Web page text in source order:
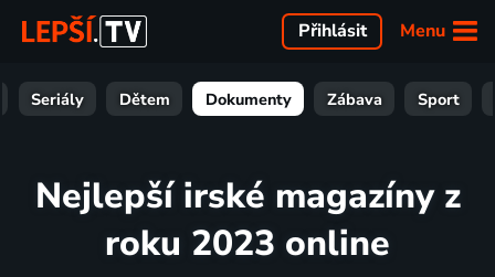
Menu
Přihlásit
Seriály Dětem Dokumenty Zábava Sport
Nejlepší irské magazíny z
roku 2023 online